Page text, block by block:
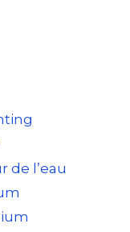
de l’eau